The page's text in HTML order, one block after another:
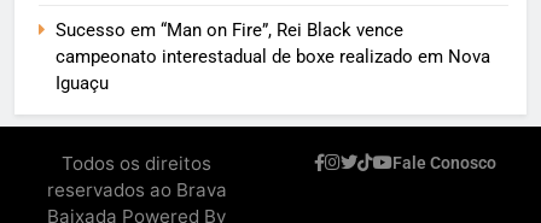
Sucesso em “Man on Fire”, Rei Black vence
campeonato interestadual de boxe realizado em Nova
Iguaçu
Todos os direitos
reservados ao Brava
Baixada Powered By
Fale Conosco